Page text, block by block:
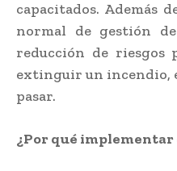
capacitados. Además
normal de gestión
reducción de riesgos
extinguir un incendio,
pasar.
¿Por qué implementar